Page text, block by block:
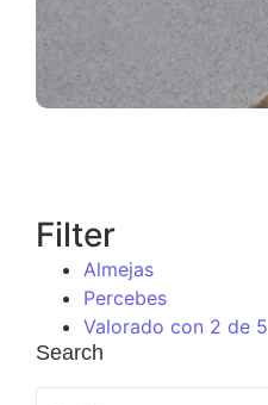
Filter
Almejas
Percebes
Valorado con 2 de 5
Search